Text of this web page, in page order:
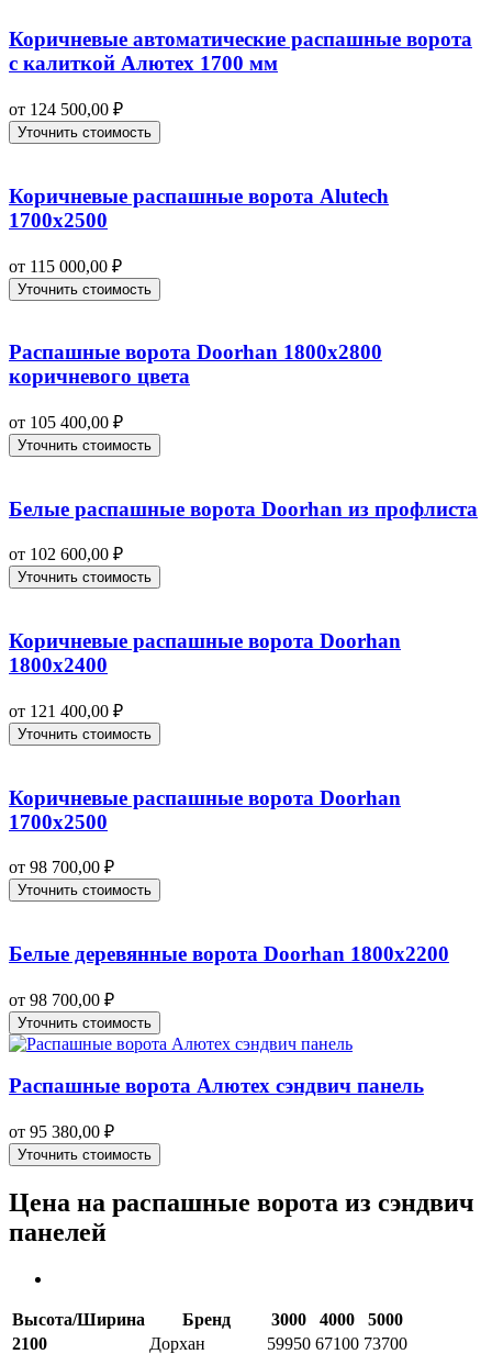
Коричневые автоматические распашные ворота
с калиткой Алютех 1700 мм
от 124 500,00 ₽
Уточнить стоимость
Коричневые распашные ворота Alutech
1700х2500
от 115 000,00 ₽
Уточнить стоимость
Распашные ворота Doorhan 1800х2800
коричневого цвета
от 105 400,00 ₽
Уточнить стоимость
Белые распашные ворота Doorhan из профлиста
от 102 600,00 ₽
Уточнить стоимость
Коричневые распашные ворота Doorhan
1800х2400
от 121 400,00 ₽
Уточнить стоимость
Коричневые распашные ворота Doorhan
1700х2500
от 98 700,00 ₽
Уточнить стоимость
Белые деревянные ворота Doorhan 1800х2200
от 98 700,00 ₽
Уточнить стоимость
Распашные ворота Алютех сэндвич панель
от 95 380,00 ₽
Уточнить стоимость
Цена на распашные ворота из сэндвич
панелей
Высота/Ширина Бренд 3000 4000
5000
2100
Дорхан 59950 67100 73700